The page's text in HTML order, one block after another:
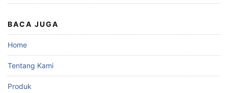
BACA JUGA
Home
Tentang Kami
Produk